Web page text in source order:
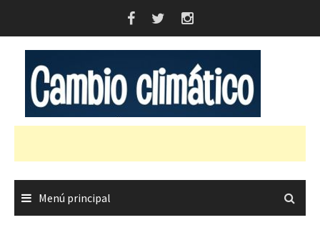
Menú principal